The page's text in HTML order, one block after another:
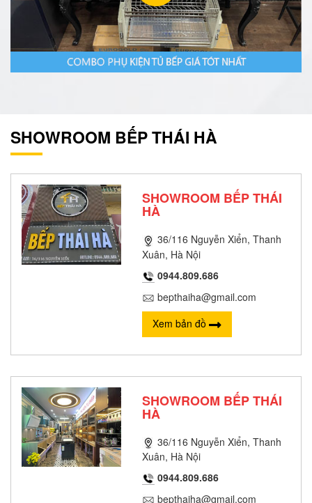
SHOWROOM BẾP THÁI HÀ
SHOWROOM BẾP THÁI
HÀ
36/116 Nguyễn Xiển, Thanh
Xuân, Hà Nội
0944.809.686
bepthaiha@gmail.com
Xem bản đồ
SHOWROOM BẾP THÁI
HÀ
36/116 Nguyễn Xiển, Thanh
Xuân, Hà Nội
0944.809.686
bepthaiha@gmail.com